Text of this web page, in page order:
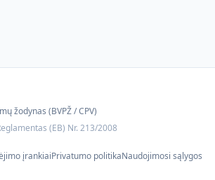
žodynas (BVPŽ / CPV)
(EB) Nr. 213/2008
įrankiaiPrivatumo politikaNaudojimosi sąlygos